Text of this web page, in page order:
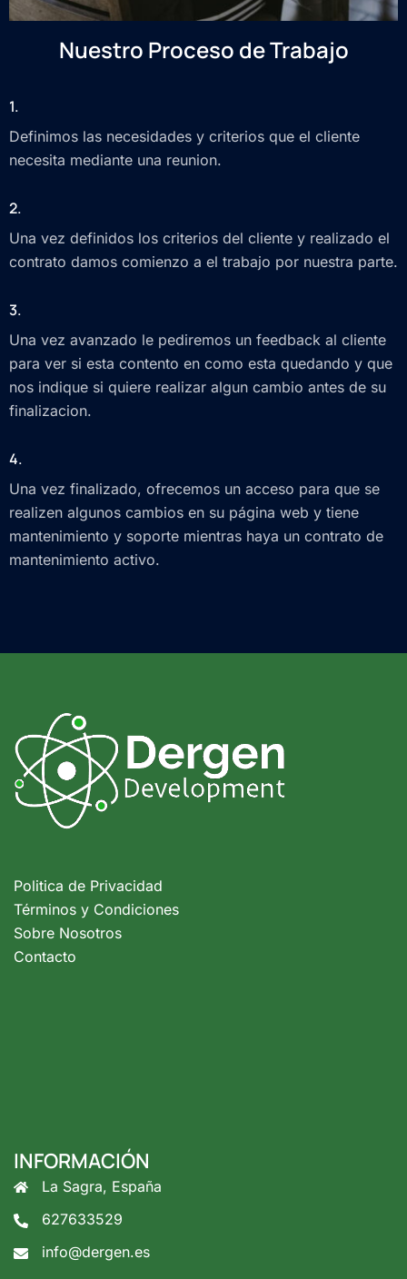
Nuestro Proceso de Trabajo
1.
Definimos las necesidades y criterios que el cliente
necesita mediante una reunion.
2.
Una vez definidos los criterios del cliente y realizado el
contrato damos comienzo a el trabajo por nuestra parte.
3.
Una vez avanzado le pediremos un feedback al cliente
para ver si esta contento en como esta quedando y que
nos indique si quiere realizar algun cambio antes de su
finalizacion.
4.
Una vez finalizado, ofrecemos un acceso para que se
realizen algunos cambios en su página web y tiene
mantenimiento y soporte mientras haya un contrato de
mantenimiento activo.
Politica de Privacidad
Términos y Condiciones
Sobre Nosotros
Contacto
INFORMACIÓN
La Sagra, España
627633529
info@dergen.es